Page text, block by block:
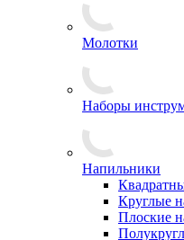
Молотки
Наборы
Напильники
Круглые
Плоские